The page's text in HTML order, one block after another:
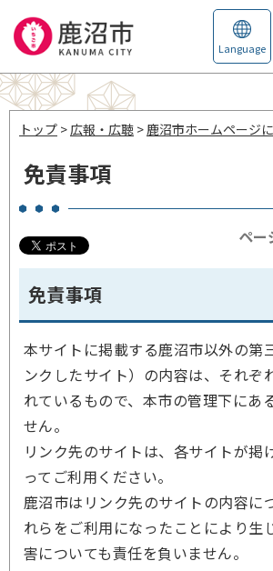
Language
トップ >広報・広聴 >鹿沼市ホームページ
免責事項
ペー
免責事項
本サイトに掲載する鹿沼市以外の第
ンクしたサイト）の内容は、それぞ
れているもので、本市の管理下にあ
せん。
リンク先のサイトは、各サイトが掲
ってご利用ください。
鹿沼市はリンク先のサイトの内容に
れらをご利用になったことにより生
害についても責任を負いません。